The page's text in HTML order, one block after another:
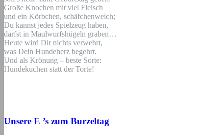
Große Knochen mit viel Fleisch
und ein Körbchen, schäfchenweich;
Du kannst jedes Spielzeug haben,
darfst in Maulwurfshügeln graben…
Heute wird Dir nichts verwehrt,
was Dein Hundeherz begehrt.
Und als Krönung – beste Sorte:
Hundekuchen statt der Torte!
Unsere E ’s zum Burzeltag